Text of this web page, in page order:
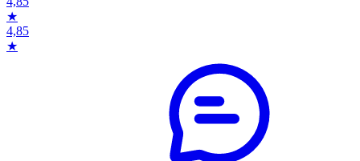
★
4,85
★